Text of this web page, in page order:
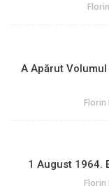
A Apărut Volumul
Florin
1 August 1964.
Florin